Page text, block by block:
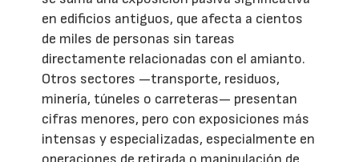
en edificios antiguos, que afecta a cientos
de miles de personas sin tareas
directamente relacionadas con el amianto.
Otros sectores —transporte, residuos,
minería, túneles o carreteras— presentan
cifras menores, pero con exposiciones más
intensas y especializadas, especialmente en